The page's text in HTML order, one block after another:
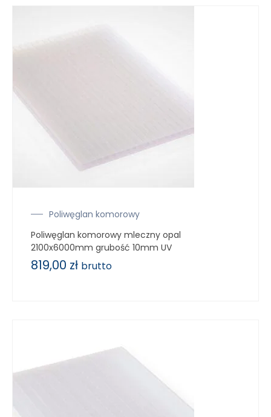
Poliwęglan komorowy
Poliwęglan komorowy mleczny opal
2100x6000mm grubość 10mm UV
819,00 zł brutto